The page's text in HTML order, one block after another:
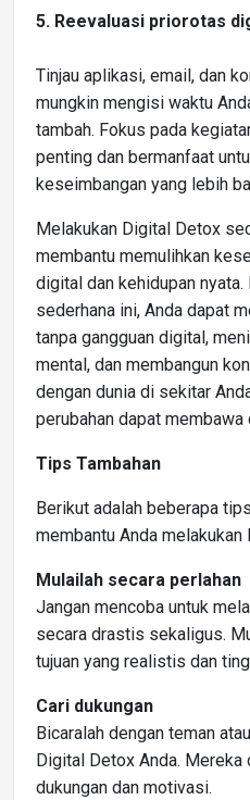
5. Reevaluasi priorotas
Tinjau aplikasi, email, dan
mungkin mengisi waktu
tambah. Fokus pada
penting dan bermanfaat
keseimbangan yang lebih
Melakukan Digital Detox
membantu memulihkan
digital dan kehidupan
sederhana ini, Anda dapat
tanpa gangguan digital,
mental, dan membangun
dengan dunia di sekitar
perubahan dapat membawa
Tips Tambahan
Berikut adalah beberapa
membantu Anda melakukan
Mulailah secara perlahan
Jangan mencoba untuk
secara drastis sekaligus.
tujuan yang realistis dan
Cari dukungan
Bicaralah dengan teman
Digital Detox Anda. Mereka
dukungan dan motivasi.